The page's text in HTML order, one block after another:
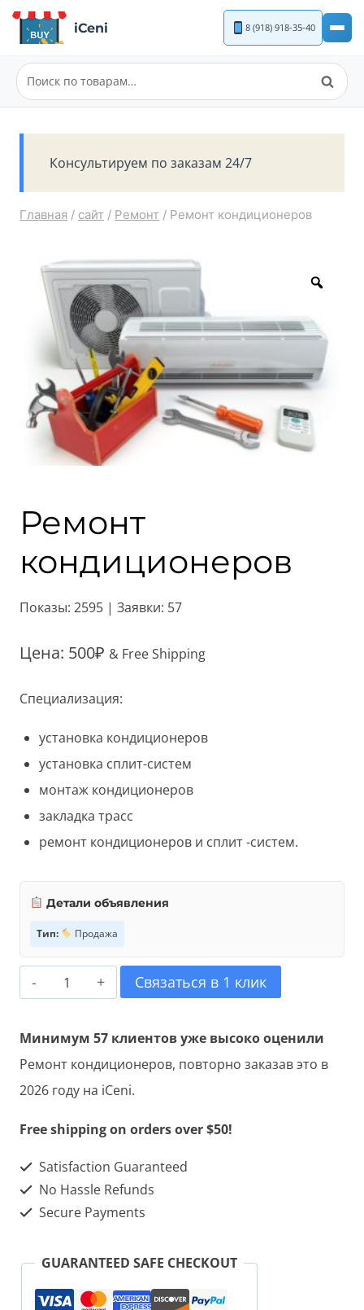
Перейти
содержимому
iCeni 8 (918) 918-35-40
Искать:
Поиск
Консультируем по заказам 24/7
Главная / сайт / Ремонт / Ремонт кондиционеров
Ремонт
кондиционеров
Показы: 2595 | Заявки: 57
Цена: 500₽ & Free Shipping
Специализация:
установка кондиционеров
установка сплит-систем
монтаж кондиционеров
закладка трасс
ремонт кондиционеров и сплит -систем.
Детали объявления
Тип: Продажа
Количество
товара
Ремонт
Связаться в 1 клик
Минимум 57 клиентов уже высоко оценили
Ремонт кондиционеров, повторно заказав это в
2026 году на iCeni.
Free shipping on orders over $50!
Satisfaction Guaranteed
No Hassle Refunds
Secure Payments
GUARANTEED SAFE CHECKOUT